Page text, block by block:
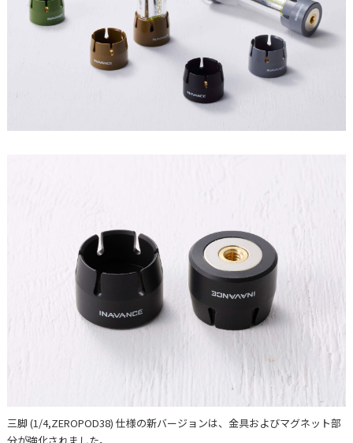
三脚 (1/4,ZEROPOD38) 仕様の新バージョンは、金具およびマグネット部